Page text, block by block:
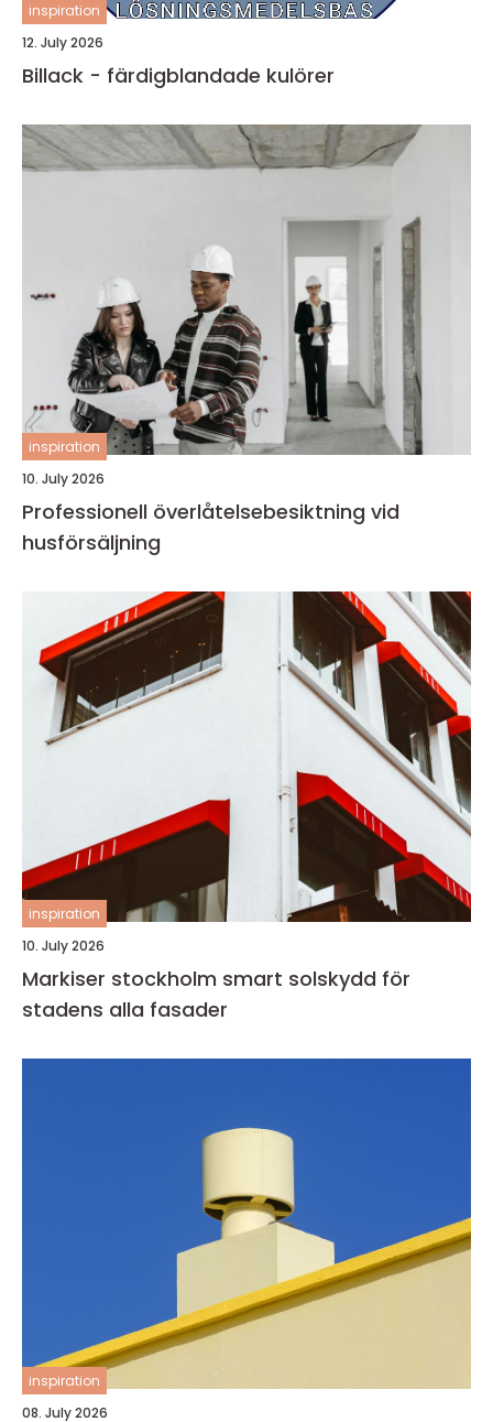
inspiration
12. July 2026
Billack - färdigblandade kulörer
inspiration
10. July 2026
Professionell överlåtelsebesiktning vid
husförsäljning
inspiration
10. July 2026
Markiser stockholm smart solskydd för
stadens alla fasader
inspiration
08. July 2026